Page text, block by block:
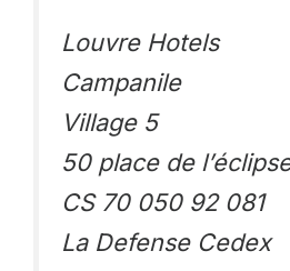
Louvre Hotels
Campanile
Village 5
50 place de
CS 70 050 92 081
La Defense Cedex